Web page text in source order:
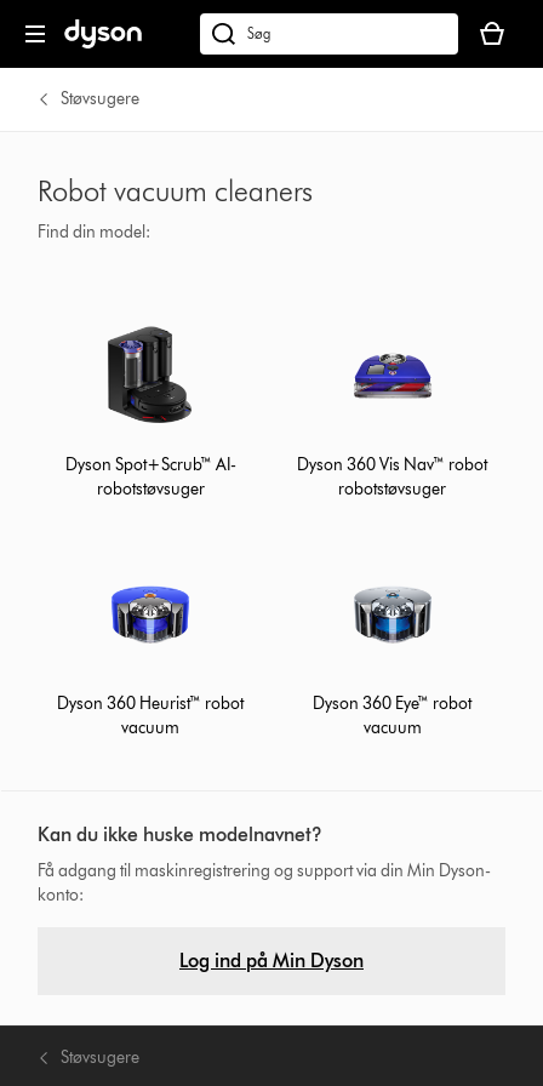
Søg
på
er
tom
Støvsugere
Robot vacuum cleaners
Find din model:
Dyson Spot+Scrub™ AI-
robotstøvsuger
Dyson 360 Vis Nav™ robot
robotstøvsuger
Dyson 360 Heurist™ robot
vacuum
Dyson 360 Eye™ robot
vacuum
Kan du ikke huske modelnavnet?
Få adgang til maskinregistrering og support via din Min Dyson-
konto:
Log ind på Min Dyson
Støvsugere